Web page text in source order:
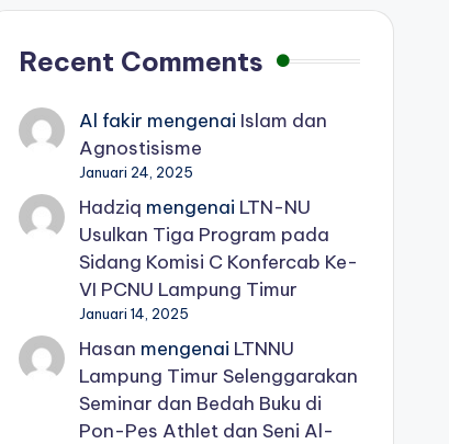
Recent Comments
Al fakir mengenai Islam dan
Agnostisisme
Januari 24, 2025
Hadziq mengenai LTN-NU
Usulkan Tiga Program pada
Sidang Komisi C Konfercab Ke-
VI PCNU Lampung Timur
Januari 14, 2025
Hasan mengenai LTNNU
Lampung Timur Selenggarakan
Seminar dan Bedah Buku di
Pon-Pes Athlet dan Seni Al-